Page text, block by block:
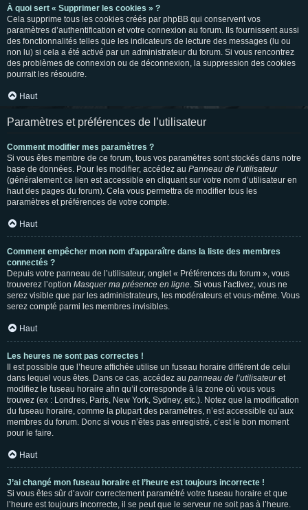
À quoi sert « Supprimer les cookies » ?
Cela supprime tous les cookies créés par phpBB qui conservent vos
paramètres d’authentification et votre connexion au forum. Ils fournissent aussi
des fonctionnalités telles que les indicateurs de lecture des messages (lu ou
non lu) si cela a été activé par un administrateur du forum. Si vous rencontrez
des problèmes de connexion ou de déconnexion, la suppression des cookies
pourrait les résoudre.
Haut
Paramètres et préférences de l’utilisateur
Comment modifier mes paramètres ?
Si vous êtes membre de ce forum, tous vos paramètres sont stockés dans notre
base de données. Pour les modifier, accédez au Panneau de l’utilisateur
(généralement ce lien est accessible en cliquant sur votre nom d’utilisateur en
haut des pages du forum). Cela vous permettra de modifier tous les
paramètres et préférences de votre compte.
Haut
Comment empêcher mon nom d’apparaître dans la liste des membres
connectés ?
Depuis votre panneau de l’utilisateur, onglet « Préférences du forum », vous
trouverez l’option Masquer ma présence en ligne. Si vous l’activez, vous ne
serez visible que par les administrateurs, les modérateurs et vous-même. Vous
serez compté parmi les membres invisibles.
Haut
Les heures ne sont pas correctes !
Il est possible que l’heure affichée utilise un fuseau horaire différent de celui
dans lequel vous êtes. Dans ce cas, accédez au panneau de l’utilisateuret
modifiez le fuseau horaire afin qu’il corresponde à la zone où vous vous
trouvez (ex : Londres, Paris, New York, Sydney, etc.). Notez que la modification
du fuseau horaire, comme la plupart des paramètres, n’est accessible qu’aux
membres du forum. Donc si vous n’êtes pas enregistré, c’est le bon moment
pour le faire.
Haut
J’ai changé mon fuseau horaire et l’heure est toujours incorrecte !
Si vous êtes sûr d’avoir correctement paramétré votre fuseau horaire et que
l’heure est toujours incorrecte, il se peut que le serveur ne soit pas à l’heure.